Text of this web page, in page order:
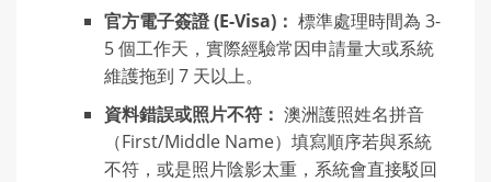
官方電子簽證 (E-Visa)： 標準處理時間為 3-
5 個工作天，實際經驗常因申請量大或系統
維護拖到 7 天以上。
資料錯誤或照片不符： 澳洲護照姓名拼音
（First/Middle Name）填寫順序若與系統
不符，或是照片陰影太重，系統會直接駁回